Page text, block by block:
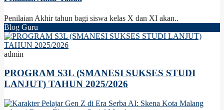
Penilaian Akhir tahun bagi siswa kelas X dan XI akan..
Blog Guru
admin
PROGRAM S3L (SMANESI SUKSES STUDI
LANJUT) TAHUN 2025/2026